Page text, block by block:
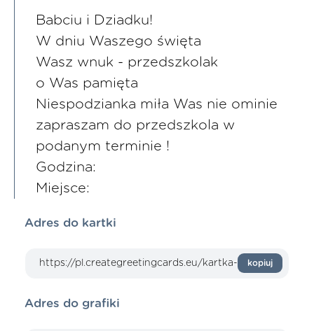
Babciu i Dziadku!
W dniu Waszego święta
Wasz wnuk - przedszkolak
o Was pamięta
Niespodzianka miła Was nie ominie
zapraszam do przedszkola w
podanym terminie !
Godzina:
Miejsce:
Adres do kartki
kopiuj
Adres do grafiki